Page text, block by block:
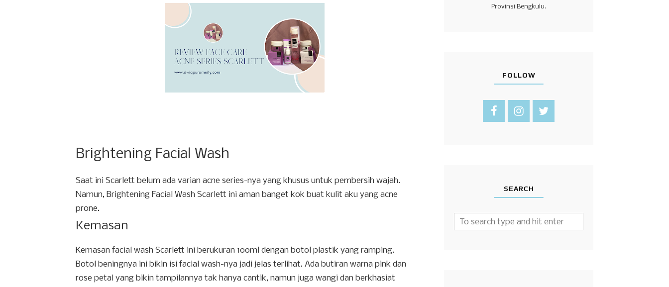
Brightening Facial Wash
Saat ini Scarlett belum ada varian acne series-nya yang khusus untuk pembersih wajah.
Namun, Brightening Facial Wash Scarlett ini aman banget kok buat kulit aku yang acne
prone.
Kemasan
Kemasan facial wash Scarlett ini berukuran 100ml dengan botol plastik yang ramping.
Botol beningnya ini bikin isi facial wash-nya jadi jelas terlihat. Ada butiran warna pink dan
rose petal yang bikin tampilannya tak hanya cantik, namun juga wangi dan berkhasiat
Provinsi Bengkulu.
FOLLOW
SEARCH